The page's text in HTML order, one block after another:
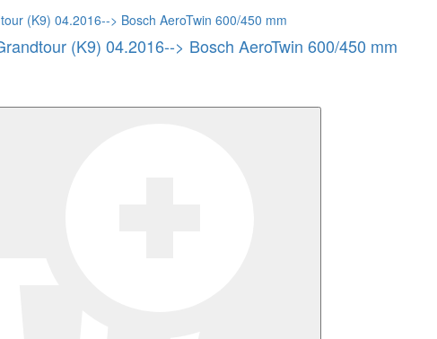
(K9) 04.2016--> Bosch AeroTwin 600/450 mm